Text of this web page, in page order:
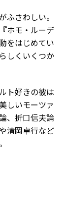
さわしい。
ホモ・ルーデ
をはじめてい
しくいくつか
ト好きの彼は
しいモーツァ
、折口信夫論
清岡卓行など